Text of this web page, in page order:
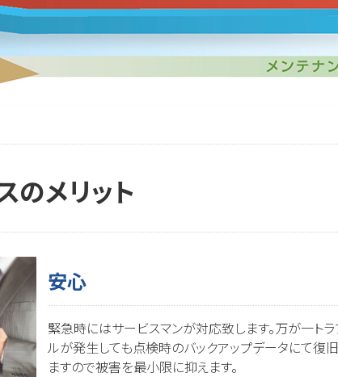
のメリット
安心
緊急時にはサービスマンが対応致します。万が一トラ
ルが発生しても点検時のバックアップデータにて復
ますので被害を最小限に抑えます。